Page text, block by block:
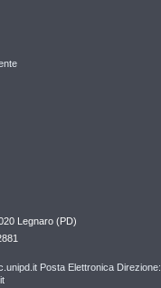
Legnaro (PD)
Posta Elettronica Direzione: